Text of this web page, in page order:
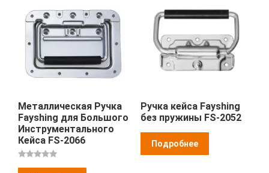
Металлическая Ручка
Fayshing для Большого
Инструментального
Кейса FS-2066
Ручка кейса Fayshing
без пружины FS-2052
Подробнее